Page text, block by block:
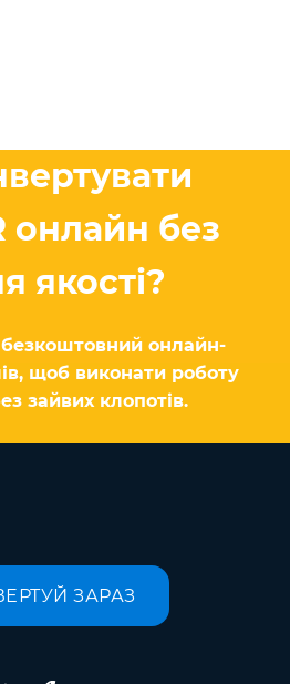
онлайн без
якості?
онлайн-
щоб виконати роботу
зайвих клопотів.
ЗАРАЗ